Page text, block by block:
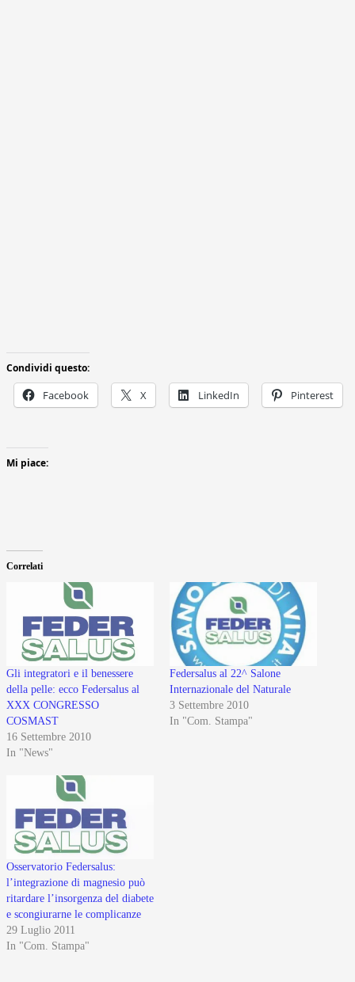
Condividi questo:
Facebook X LinkedIn Pinterest
Mi piace:
Correlati
Gli integratori e il benessere
della pelle: ecco Federsalus al
XXX CONGRESSO
COSMAST
16 Settembre 2010
In "News"
Federsalus al 22^ Salone
Internazionale del Naturale
3 Settembre 2010
In "Com. Stampa"
Osservatorio Federsalus:
l’integrazione di magnesio può
ritardare l’insorgenza del diabete
e scongiurarne le complicanze
29 Luglio 2011
In "Com. Stampa"